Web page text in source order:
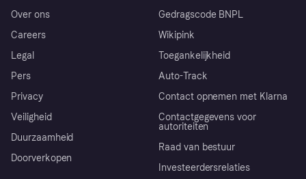
Over ons
Careers
Legal
Pers
Privacy
Veiligheid
Duurzaamheid
Doorverkopen
Gedragscode BNPL
Wikipink
Toegankelijkheid
Auto-Track
Contact opnemen met Klarna
Contactgegevens voor
autoriteiten
Raad van bestuur
Investeerdersrelaties